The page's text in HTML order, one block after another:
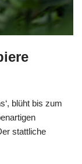
blüht bis zum
stattliche